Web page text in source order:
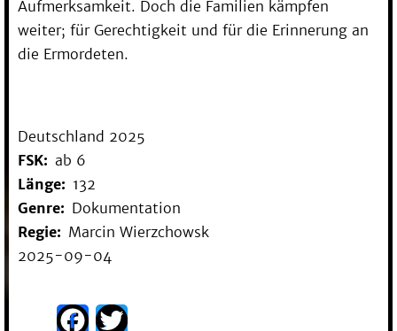
Aufmerksamkeit. Doch die Familien kämpfen
weiter; für Gerechtigkeit und für die Erinnerung an
die Ermordeten.
Deutschland 2025
FSK
ab 6
Länge
132
Genre
Dokumentation
Regie
Marcin Wierzchowsk
2025-09-04
Facebook